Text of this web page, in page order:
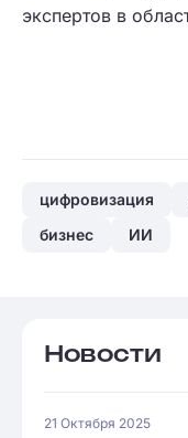
экспертов в
цифровизация
бизнес
ИИ
Новости
21 Октября 2025